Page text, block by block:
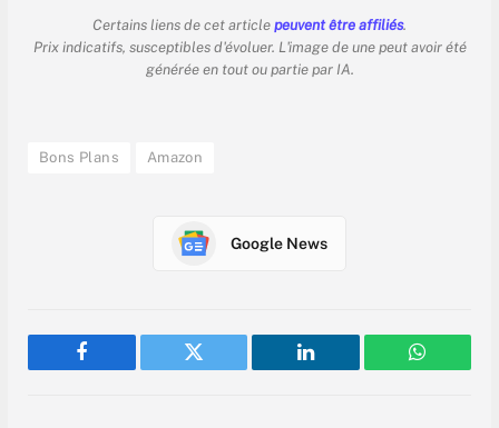
Certains liens de cet article peuvent être affiliés.
Prix indicatifs, susceptibles d'évoluer. L'image de une peut avoir été
générée en tout ou partie par IA.
Bons Plans Amazon
Google News
Facebook Twitter LinkedIn